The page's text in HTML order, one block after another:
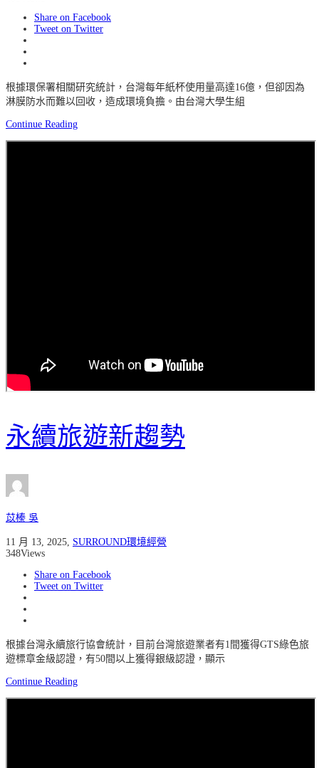
Share on Facebook
Tweet on Twitter
根據環保署相關研究統計，台灣每年紙杯使用量高達16億，但卻因為
淋膜防水而難以回收，造成環境負擔。由台灣大學生組
Continue Reading
永續旅遊新趨勢
苡榛 吳
11 月 13, 2025, SURROUND環境經營
348Views
Share on Facebook
Tweet on Twitter
根據台灣永續旅行協會統計，目前台灣旅遊業者有1間獲得GTS綠色旅
遊標章金級認證，有50間以上獲得銀級認證，顯示
Continue Reading